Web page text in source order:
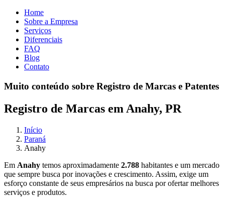
Home
Sobre a Empresa
Serviços
Diferenciais
FAQ
Blog
Contato
Muito conteúdo sobre Registro de Marcas e Patentes
Registro de Marcas em Anahy, PR
Início
Paraná
Anahy
Em Anahy temos aproximadamente 2.788 habitantes e um mercado
que sempre busca por inovações e crescimento. Assim, exige um
esforço constante de seus empresários na busca por ofertar melhores
serviços e produtos.